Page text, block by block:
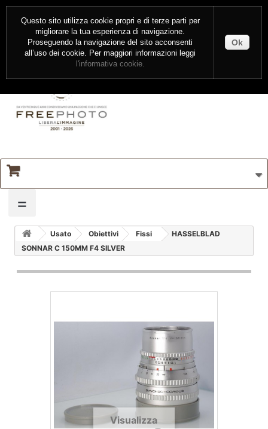
=
Usato Obiettivi Fissi
HASSELBLAD
SONNAR C 150MM F4 SILVER
Visualizza
Questo sito utilizza cookie propri e di terze parti per
migliorare la tua esperienza di navigazione.
Proseguendo la navigazione del sito acconsenti
all’uso dei cookie. Per maggiori informazioni leggi
l'informativa cookie.
Ok